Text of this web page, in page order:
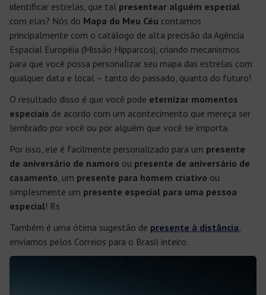
identificar estrelas, que tal presentear alguém especial
com elas? Nós do Mapa do Meu Céu contamos
principalmente com o catálogo de alta precisão da Agência
Espacial Européia (Missão Hipparcos), criando mecanismos
para que você possa personalizar seu mapa das estrelas com
qualquer data e local – tanto do passado, quanto do futuro!
O resultado disso é que você pode eternizar momentos
especiais de acordo com um acontecimento que mereça ser
lembrado por você ou por alguém que você se importa.
Por isso, ele é facilmente personalizado para um presente
de aniversário de namoro ou presente de aniversário de
casamento, um presente para homem criativo ou
simplesmente um presente especial para uma pessoa
especial! Rs
Também é uma ótima sugestão de presente à distância,
enviamos pelos Correios para o Brasil inteiro.